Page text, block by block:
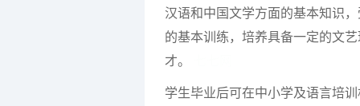
汉语和中国文学方面的基本知识
的基本训练，培养具备一定的文
才。
学生毕业后可在中小学及语言培